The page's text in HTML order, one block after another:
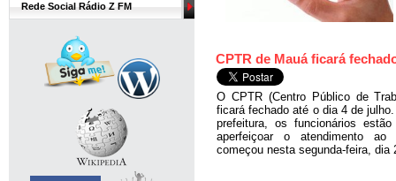
Rede Social Rádio Z FM
CPTR de Mauá ficará
O CPTR (Centro Público de
ficará fechado até o dia 4 de
prefeitura, os funcionários
aperfeiçoar o atendimento ao
começou nesta segunda-feira, dia